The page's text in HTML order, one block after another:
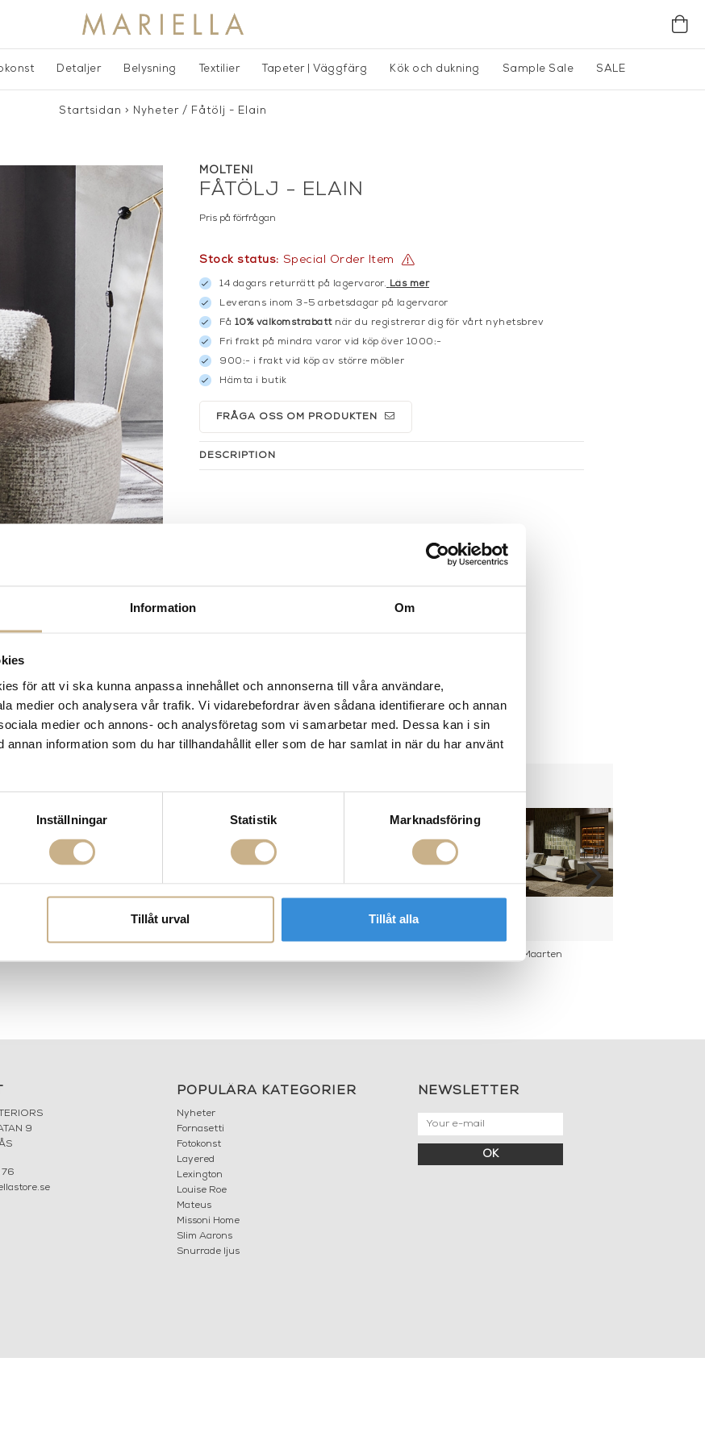
Information Om
för att vi ska kunna anpassa innehållet och annonserna till våra användare,
medier och analysera vår trafik. Vi vidarebefordrar även sådana identifierare och annan
medier och annons- och analysföretag som vi samarbetar med. Dessa kan i sin
annan information som du har tillhandahållit eller som de har samlat in när du har använt
Inställningar Statistik Marknadsföring
Tillåt urval Tillåt alla
Detaljer Belysning Textilier Tapeter | Väggfärg Kök och dukning Sample Sale SALE
Startsidan > Nyheter / Fåtölj - Elain
MOLTENI
FÅTÖLJ - ELAIN
Pris på förfrågan
Stock status: Special Order Item
14 dagars returrätt på lagervaror. Läs mer
Leverans inom 3-5 arbetsdagar på lagervaror
Få 10% välkomstrabattnär du registrerar dig för vårt nyhetsbrev
Fri frakt på mindra varor vid köp över 1000:-
900:- i frakt vid köp av större möbler
Hämta i butik
FRÅGA OSS OM PRODUKTEN
DESCRIPTION
Soffa - Maarten
9
76
POPULÄRA KATEGORIER
Nyheter
Fornasetti
Fotokonst
Layered
Lexington
Louise Roe
Mateus
Missoni Home
Slim Aarons
Snurrade ljus
NEWSLETTER
OK